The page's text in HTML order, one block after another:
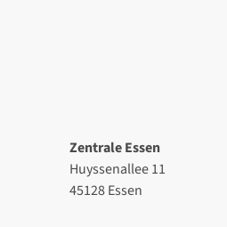
Zentrale Essen
Huyssenallee 11
45128 Essen